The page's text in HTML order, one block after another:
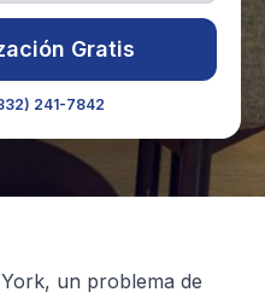
Gratis
241-7842
un problema de